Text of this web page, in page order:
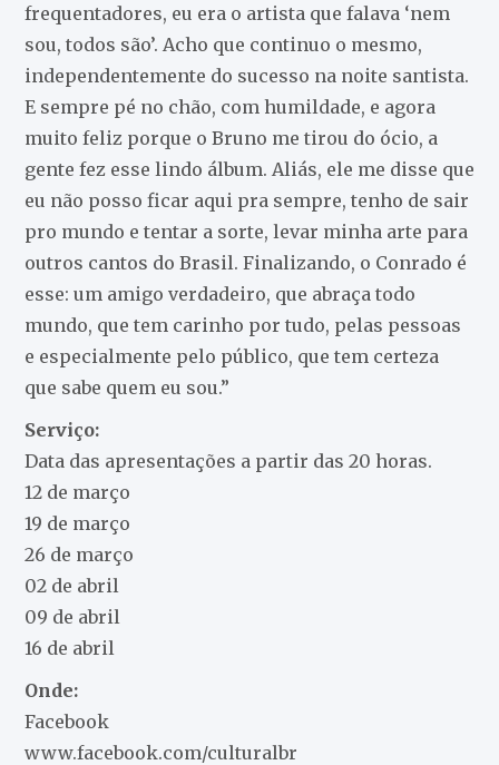
frequentadores, eu era o artista que falava ‘nem
sou, todos são’. Acho que continuo o mesmo,
independentemente do sucesso na noite santista.
E sempre pé no chão, com humildade, e agora
muito feliz porque o Bruno me tirou do ócio, a
gente fez esse lindo álbum. Aliás, ele me disse que
eu não posso ficar aqui pra sempre, tenho de sair
pro mundo e tentar a sorte, levar minha arte para
outros cantos do Brasil. Finalizando, o Conrado é
esse: um amigo verdadeiro, que abraça todo
mundo, que tem carinho por tudo, pelas pessoas
e especialmente pelo público, que tem certeza
que sabe quem eu sou.”
Serviço:
Data das apresentações a partir das 20 horas.
12 de março
19 de março
26 de março
02 de abril
09 de abril
16 de abril
Onde:
Facebook
www.facebook.com/culturalbr